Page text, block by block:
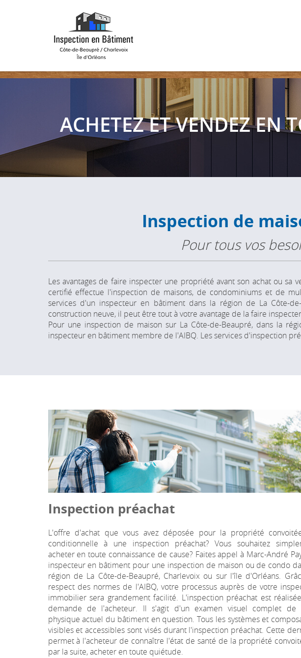
ACHETEZ ET VENDEZEN
Inspection de
Pour tous vos
Les avantages de faire inspecter une propriété avant son achat ou sa
certifié effectue l'inspection de maisons, de condominiums et de
services d'un inspecteur en bâtiment dans la région de La Côte-
construction neuve, il peut être tout à votre avantage de la faire
Pour une inspection de maison sur La Côte-de-Beaupré, dans la
inspecteur en bâtiment membre de l'AIBQ. Les services d'inspection
Inspection préachat
L'offre d'achat que vous avez déposée pour la propriété
conditionnelle à une inspection préachat? Vous souhaitez
acheter en toute connaissance de cause? Faites appel à Marc-André
inspecteur en bâtiment pour une inspection de maison ou de condo
région de La Côte-de-Beaupré, Charlevoix ou sur l'île d'Orléans.
respect des normes de l'AIBQ, votre processus auprès de votre
immobilier sera grandement facilité. L'inspection préachat est
demande de l'acheteur. Il s'agit d'un examen visuel complet de
physique actuel du bâtiment en question. Tous les systèmes et
visibles et accessibles sont visés durant l'inspection préachat. Cette
permet à l'acheteur de connaître l'état de santé de la propriété
par la suite, acheter en toute quiétude.